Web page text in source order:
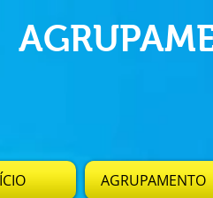
AGRUPAMENTO